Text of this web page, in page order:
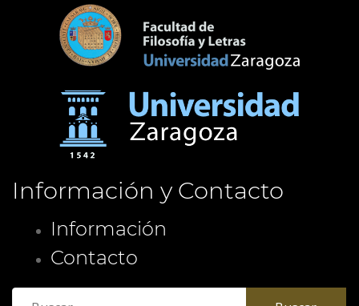
Información y Contacto
Información
Contacto
Buscar: